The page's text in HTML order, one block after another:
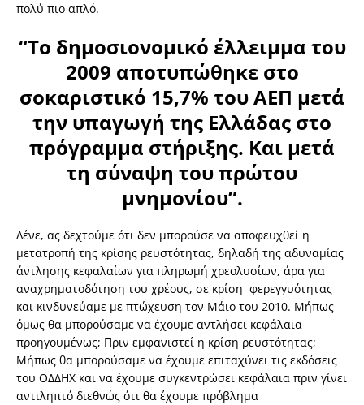
πολύ πιο απλό.
“Το δημοσιονομικό έλλειμμα του
2009 αποτυπώθηκε στο
σοκαριστικό 15,7% του ΑΕΠ μετά
την υπαγωγή της Ελλάδας στο
πρόγραμμα στήριξης. Και μετά
τη σύναψη του πρώτου
μνημονίου”.
Λένε, ας δεχτούμε ότι δεν μπορούσε να αποφευχθεί η
μετατροπή της κρίσης ρευστότητας, δηλαδή της αδυναμίας
άντλησης κεφαλαίων για πληρωμή χρεολυσίων, άρα για
αναχρηματοδότηση του χρέους, σε κρίση φερεγγυότητας
και κινδυνεύαμε με πτώχευση τον Μάιο του 2010. Μήπως
όμως θα μπορούσαμε να έχουμε αντλήσει κεφάλαια
προηγουμένως; Πριν εμφανιστεί η κρίση ρευστότητας;
Μήπως θα μπορούσαμε να έχουμε επιταχύνει τις εκδόσεις
του ΟΔΔΗΧ και να έχουμε συγκεντρώσει κεφάλαια πριν γίνει
αντιληπτό διεθνώς ότι θα έχουμε πρόβλημα